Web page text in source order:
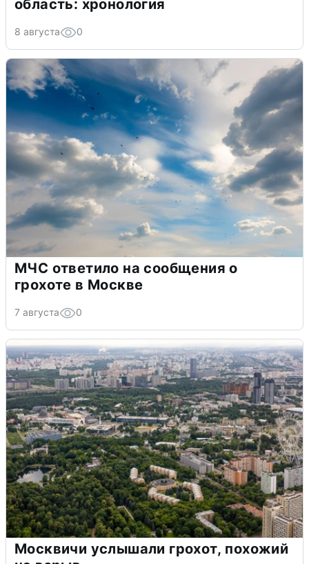
область: хронология
8 августа 0
МЧС ответило на сообщения о
грохоте в Москве
7 августа 0
Москвичи услышали грохот, похожий